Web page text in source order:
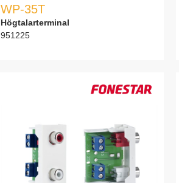
WP-35T
Högtalarterminal
951225